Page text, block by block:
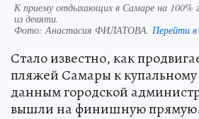
К приему отдыхающих в Самаре на 100%
из девяти.
Фото:Анастасия ФИЛАТОВА. Перейти
Стало известно, как
пляжей Самары к купальному
данным городской
вышли на финишную прямую.